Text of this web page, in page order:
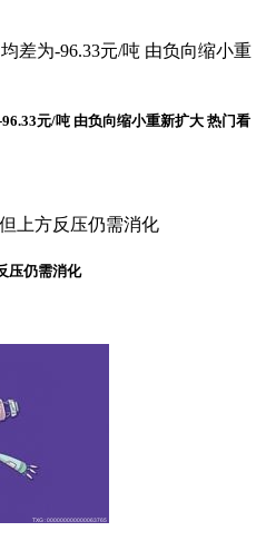
元/吨 由负向缩小重新扩大 热门看
压仍需消化